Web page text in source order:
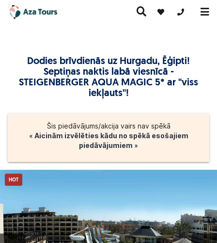
+371
ceļojumi
Ceļojumi
pa Eiropu
(ar
lidmašīnu)
Kruīzi
Karstie
piedāvājumi
Dodies brīvdienās uz Hurgadu, Ēģipti!
Septiņas naktis labā viesnīcā -
STEIGENBERGER AQUA MAGIC 5* ar "viss
iekļauts"!
Šis piedāvājums/akcija vairs nav spēkā
« Aicinām izvēlēties kādu no spēkā esošajiem
piedāvājumiem »
HOT